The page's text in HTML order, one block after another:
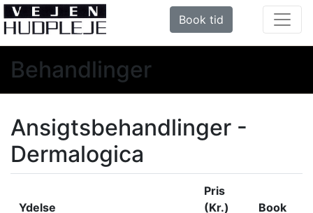
Book tid
Behandlinger
Ansigtsbehandlinger -
Dermalogica
Ydelse
Pris
(Kr.)
Book